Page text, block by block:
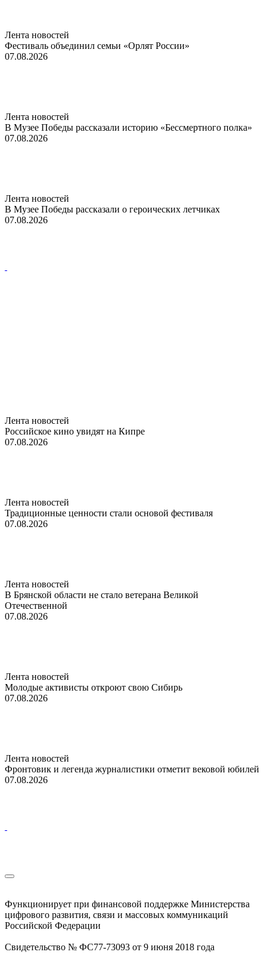
Лента новостей
Фестиваль объединил семьи «Орлят России»
07.08.2026
Лента новостей
В Музее Победы рассказали историю «Бессмертного полка»
07.08.2026
Лента новостей
В Музее Победы рассказали о героических летчиках
07.08.2026
Лента новостей
Российское кино увидят на Кипре
07.08.2026
Лента новостей
Традиционные ценности стали основой фестиваля
07.08.2026
Лента новостей
В Брянской области не стало ветерана Великой
Отечественной
07.08.2026
Лента новостей
Молодые активисты откроют свою Сибирь
07.08.2026
Лента новостей
Фронтовик и легенда журналистики отметит вековой юбилей
07.08.2026
Функционирует при финансовой поддержке Министерства
цифрового развития, связи и массовых коммуникаций
Российской Федерации
Свидетельство № ФС77-73093 от 9 июня 2018 года